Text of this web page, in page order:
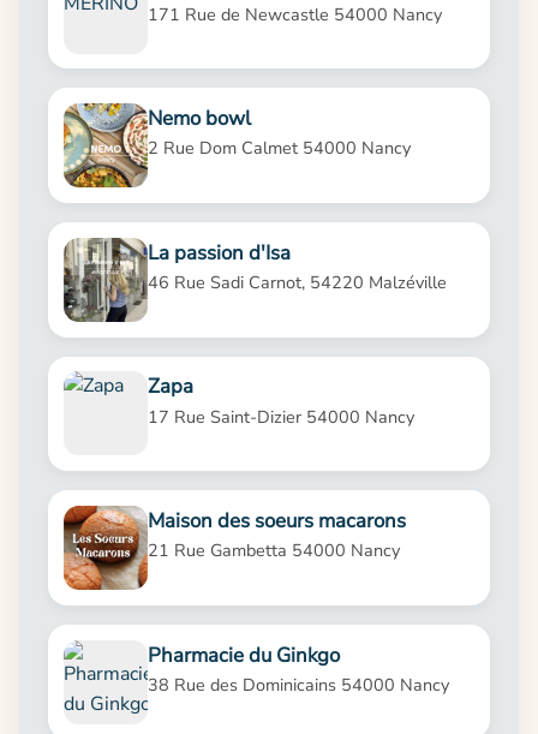
171 Rue de Newcastle 54000 Nancy
Nemo bowl
2 Rue Dom Calmet 54000 Nancy
La passion d'Isa
46 Rue Sadi Carnot, 54220 Malzéville
Zapa
17 Rue Saint-Dizier 54000 Nancy
Maison des soeurs macarons
21 Rue Gambetta 54000 Nancy
Pharmacie du Ginkgo
38 Rue des Dominicains 54000 Nancy